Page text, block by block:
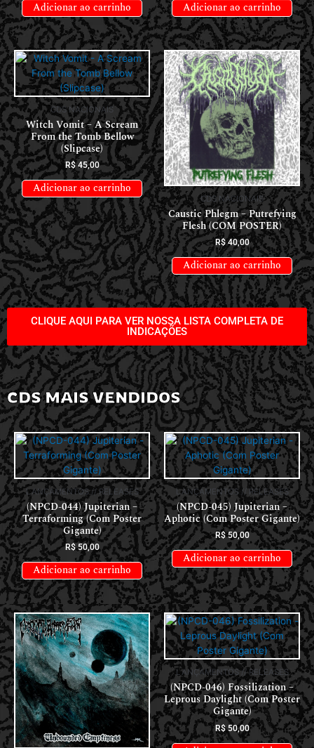
Adicionar ao carrinho Adicionar ao carrinho
CDS NACIONAIS
Witch Vomit – A Scream
From the Tomb Bellow
(Slipcase)
R$45,00
Adicionar ao carrinho
CDS NACIONAIS
Caustic Phlegm – Putrefying
Flesh (COM POSTER)
R$40,00
Adicionar ao carrinho
CLIQUE AQUI PARA VER NOSSA LISTA COMPLETA DE
INDICAÇÕES
CDS MAIS VENDIDOS
LANÇAMENTOS // RELEASES
(NPCD-044) Jupiterian –
Terraforming (Com Poster
Gigante)
R$50,00
Adicionar ao carrinho
LANÇAMENTOS // RELEASES
(NPCD-045) Jupiterian –
Aphotic (Com Poster Gigante)
R$50,00
Adicionar ao carrinho
LANÇAMENTOS // RELEASES
(NPCD-046) Fossilization –
Leprous Daylight (Com Poster
Gigante)
R$50,00